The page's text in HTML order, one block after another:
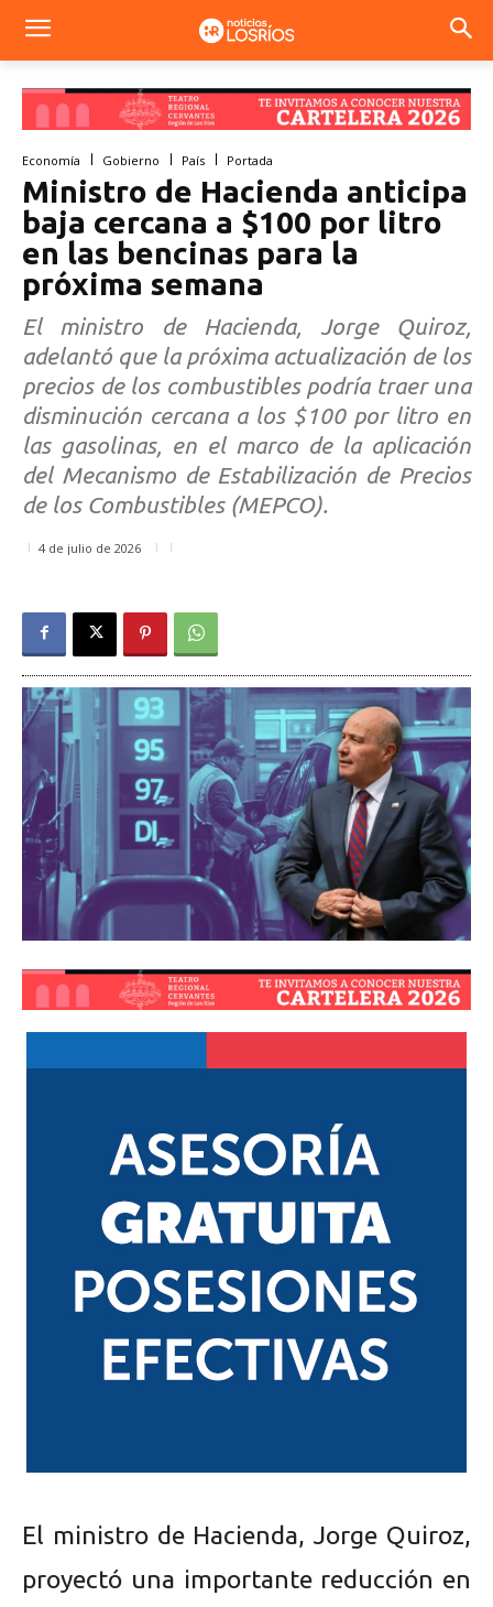
Economía Gobierno País Portada
Ministro de Hacienda anticipa
baja cercana a $100 por litro
en las bencinas para la
próxima semana
El ministro de Hacienda, Jorge Quiroz,
adelantó que la próxima actualización de los
precios de los combustibles podría traer una
disminución cercana a los $100 por litro en
las gasolinas, en el marco de la aplicación
del Mecanismo de Estabilización de Precios
de los Combustibles (MEPCO).
4 de julio de 2026
El ministro de Hacienda, Jorge Quiroz,
proyectó una importante reducción en